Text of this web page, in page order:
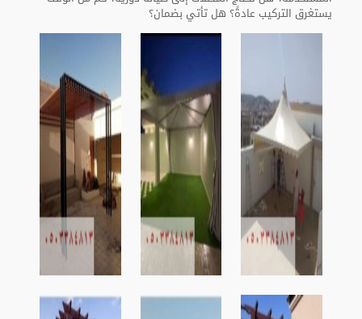
يستغرق التركيب عادةً؟ هل تأتي بضمان؟